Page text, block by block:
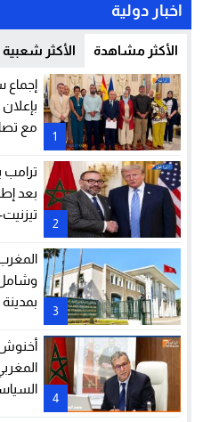
اخبار دولية
الأكثر مشاهدة الأكثر شعبية
1
إجماع
مع
2
بعد
3
بمدينة
4